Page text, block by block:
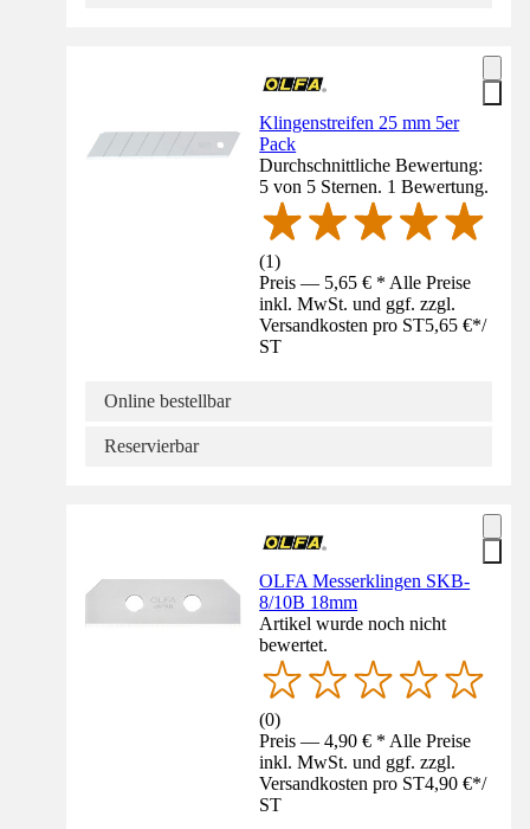
Klingenstreifen 25 mm 5er
Pack
Durchschnittliche Bewertung:
5 von 5 Sternen. 1 Bewertung.
(1)
Preis — 5,65 € * Alle Preise
inkl. MwSt. und ggf. zzgl.
Versandkosten pro ST5,65 €*/
ST
Online bestellbar
Reservierbar
OLFA Messerklingen SKB-
8/10B 18mm
Artikel wurde noch nicht
bewertet.
(0)
Preis — 4,90 € * Alle Preise
inkl. MwSt. und ggf. zzgl.
Versandkosten pro ST4,90 €*/
ST